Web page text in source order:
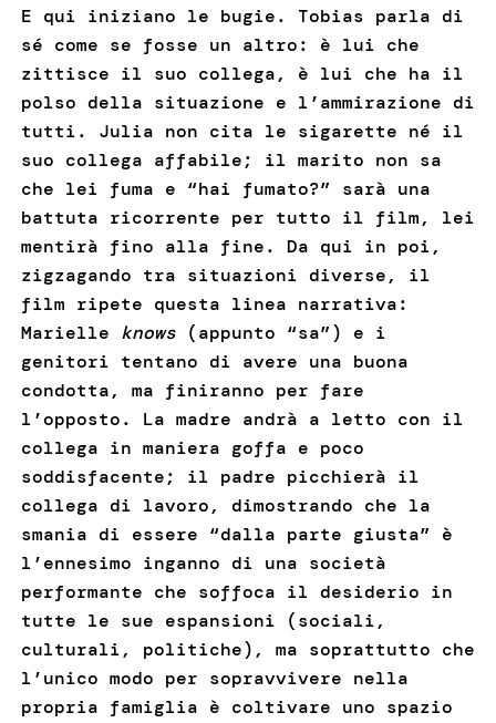
E qui iniziano le bugie. Tobias parla di
sé come se fosse un altro: è lui che
zittisce il suo collega, è lui che ha il
polso della situazione e l’ammirazione di
tutti. Julia non cita le sigarette né il
suo collega affabile; il marito non sa
che lei fuma e “hai fumato?” sarà una
battuta ricorrente per tutto il film, lei
mentirà fino alla fine. Da qui in poi,
zigzagando tra situazioni diverse, il
film ripete questa linea narrativa:
Marielle knows(appunto “sa”) e i
genitori tentano di avere una buona
condotta, ma finiranno per fare
l’opposto. La madre andrà a letto con il
collega in maniera goffa e poco
soddisfacente; il padre picchierà il
collega di lavoro, dimostrando che la
smania di essere “dalla parte giusta” è
l’ennesimo inganno di una società
performante che soffoca il desiderio in
tutte le sue espansioni (sociali,
culturali, politiche), ma soprattutto che
l’unico modo per sopravvivere nella
propria famiglia è coltivare uno spazio